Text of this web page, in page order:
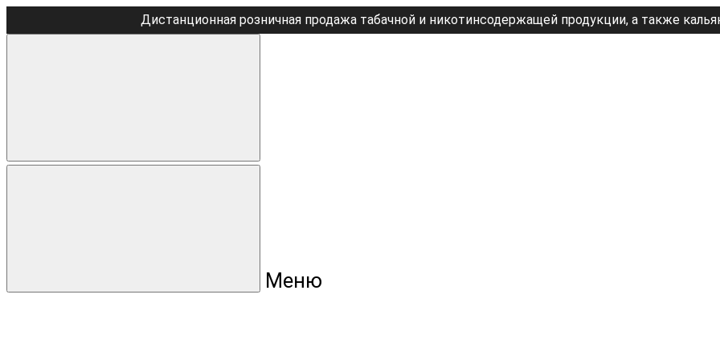
Дистанционная розничная продажа табачной и никотинсодержащей продукции, а также
Меню